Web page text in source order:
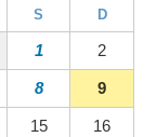
S D
1 2
8 9
15 16